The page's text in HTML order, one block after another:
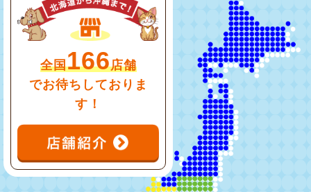
全国166店舗
でお待ちしておりま
す！